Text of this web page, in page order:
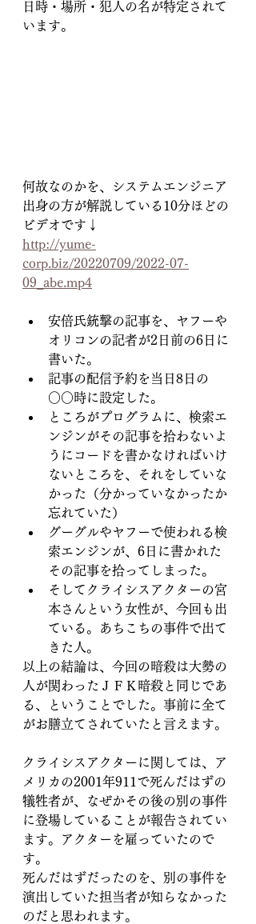
日時・場所・犯人の名が特定されて
います。
何故なのかを、システムエンジニア
出身の方が解説している10分ほどの
ビデオです↓
http://yume-
corp.biz/20220709/2022-07-
09_abe.mp4
安倍氏銃撃の記事を、ヤフーや
オリコンの記者が2日前の6日に
書いた。
記事の配信予約を当日8日の
○○時に設定した。
ところがプログラムに、検索エ
ンジンがその記事を拾わないよ
うにコードを書かなければいけ
ないところを、それをしていな
かった（分かっていなかったか
忘れていた）
グーグルやヤフーで使われる検
索エンジンが、6日に書かれた
その記事を拾ってしまった。
そしてクライシスアクターの宮
本さんという女性が、今回も出
ている。あちこちの事件で出て
きた人。
以上の結論は、今回の暗殺は大勢の
人が関わったＪＦＫ暗殺と同じであ
る、ということでした。事前に全て
がお膳立てされていたと言えます。
クライシスアクターに関しては、ア
メリカの2001年911で死んだはずの
犠牲者が、なぜかその後の別の事件
に登場していることが報告されてい
ます。アクターを雇っていたので
す。
死んだはずだったのを、別の事件を
演出していた担当者が知らなかった
のだと思われます。